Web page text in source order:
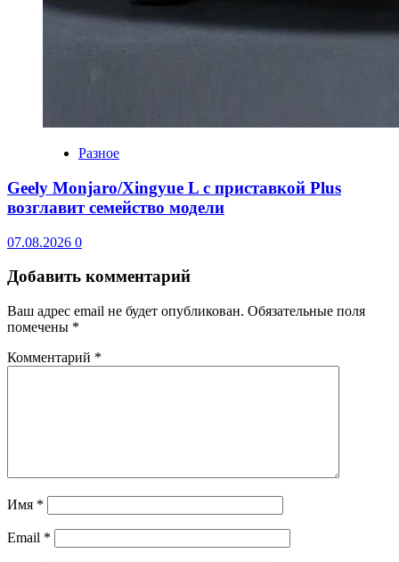
Разное
Geely Monjaro/Xingyue L с приставкой Plus
возглавит семейство модели
07.08.2026 0
Добавить комментарий
Ваш адрес email не будет опубликован. Обязательные поля
помечены *
Комментарий *
Имя *
Email *